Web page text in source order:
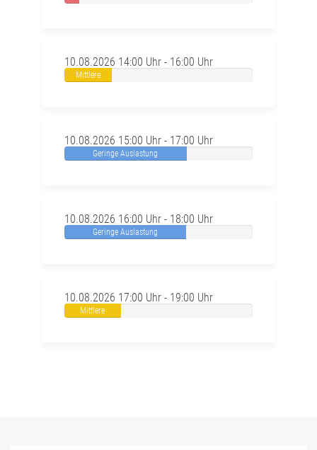
10.08.2026 14:00 Uhr - 16:00 Uhr
Mittlere
10.08.2026 15:00 Uhr - 17:00 Uhr
Geringe Auslastung
10.08.2026 16:00 Uhr - 18:00 Uhr
Geringe Auslastung
10.08.2026 17:00 Uhr - 19:00 Uhr
Mittlere